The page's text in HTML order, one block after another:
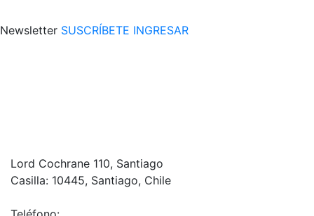
Newsletter SUSCRÍBETE INGRESAR
Lord Cochrane 110, Santiago
Casilla: 10445, Santiago, Chile